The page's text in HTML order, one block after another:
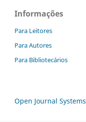
Informações
Para Leitores
Para Autores
Para Bibliotecários
Open Journal Systems